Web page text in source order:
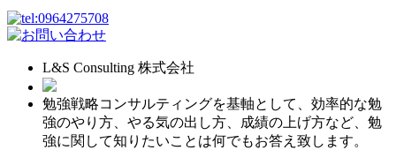
L&S Consulting 株式会社
勉強戦略コンサルティングを基軸として、効率的な勉
強のやり方、やる気の出し方、成績の上げ方など、勉
強に関して知りたいことは何でもお答え致します。